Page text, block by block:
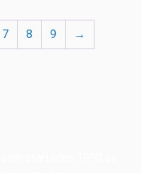
7 8 9 →